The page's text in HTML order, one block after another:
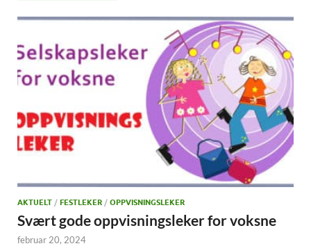
AKTUELT / FESTLEKER / OPPVISNINGSLEKER
Svært gode oppvisningsleker for voksne
februar 20, 2024